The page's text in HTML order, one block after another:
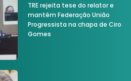
TRE rejeita tese do relator e
mantém Federação União
Progressista na chapa de Ciro
Gomes